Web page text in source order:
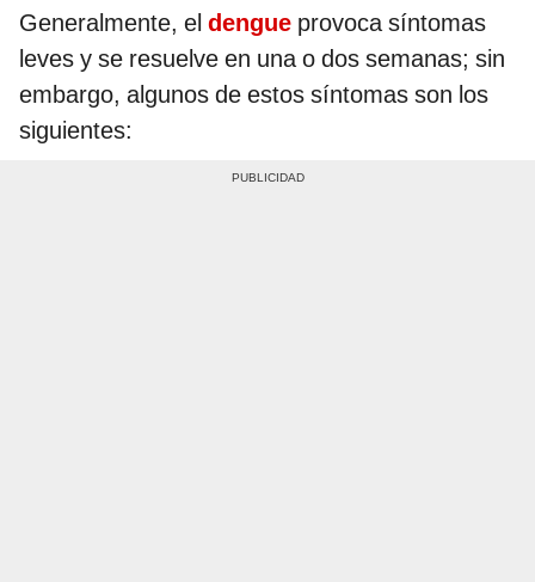
Generalmente, el dengue provoca síntomas
leves y se resuelve en una o dos semanas; sin
embargo, algunos de estos síntomas son los
siguientes: